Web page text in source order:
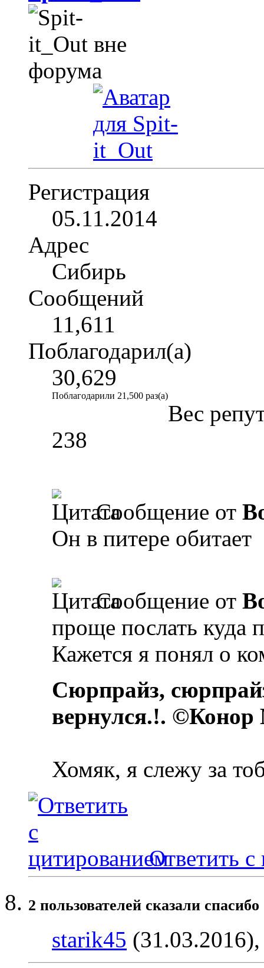
Регистрация
05.11.2014
Адрес
Сибирь
Сообщений
11,611
Поблагодарил(а)
30,629
Поблагодарили 21,500 раз(а)
Вес
238
Сообщение от
Он в питере обитает
Сообщение от
проще послать куда
Кажется я понял о
Сюрпрайз,
вернулся.!.
Хомяк, я слежу за
Ответить с
2 пользователей сказали
starik45